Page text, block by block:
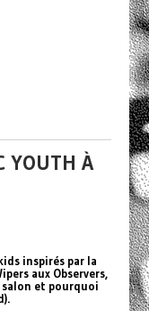
YOUTH À
inspirés par la
aux Observers,
et pourquoi